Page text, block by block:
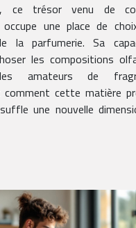
ce trésor venu de
occupe une place de
la parfumerie. Sa
les compositions
amateurs de
comment cette matière
une nouvelle